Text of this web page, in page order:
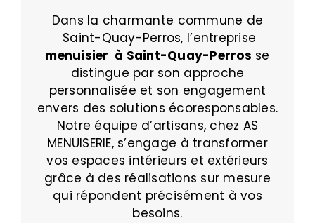
Dans la charmante commune de
Saint-Quay-Perros, l’entreprise
menuisier à Saint-Quay-Perros se
distingue par son approche
personnalisée et son engagement
envers des solutions écoresponsables.
Notre équipe d’artisans, chez AS
MENUISERIE, s’engage à transformer
vos espaces intérieurs et extérieurs
grâce à des réalisations sur mesure
qui répondent précisément à vos
besoins.